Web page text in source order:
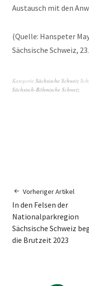
Austausch mit den
(Quelle: Hanspeter
Sächsische Schweiz,
Kategorie Sächsische Schweiz
Sächsisch-Böhmische Schweiz
Vorheriger Artikel
In den Felsen der
Nationalparkregion
Sächsische Schweiz
die Brutzeit 2023